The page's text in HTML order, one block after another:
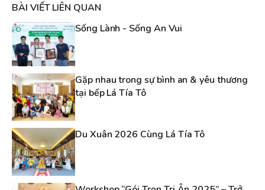
BÀI VIẾT LIÊN QUAN
Sống Lành - Sống An Vui
Gặp nhau trong sự bình an & yêu thương
tại bếp Lá Tía Tô
Du Xuân 2026 Cùng Lá Tía Tô